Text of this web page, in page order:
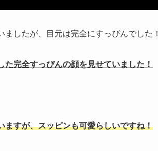
したが、目元は完全にすっぴんでした！
完全すっぴんの顔を見せていました！
ますが、スッピンも可愛らしいですね！